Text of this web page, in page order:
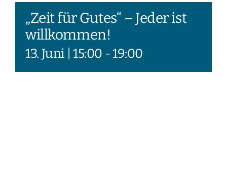
„Zeit für Gutes“ – Jeder ist
willkommen!
13. Juni | 15:00 -19:00